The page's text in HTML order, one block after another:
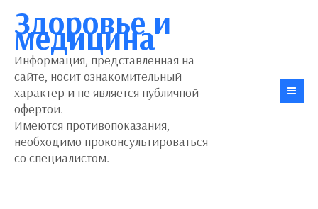
Здоровье и
медицина
Информация, представленная на
сайте, носит ознакомительный
характер и не является публичной
офертой.
Имеются противопоказания,
необходимо проконсультироваться
со специалистом.